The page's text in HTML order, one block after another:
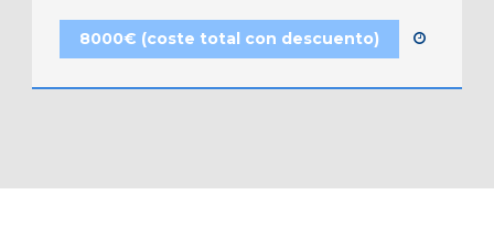
8000€ (coste total con descuento)